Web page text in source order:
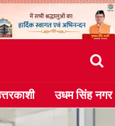
उधम सिंह नगर